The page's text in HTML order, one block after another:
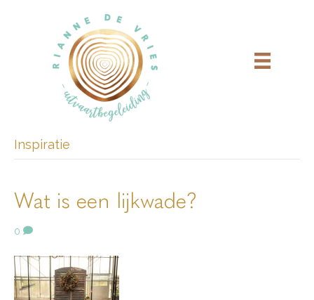
Inspiratie
Wat is een lijkwade?
0